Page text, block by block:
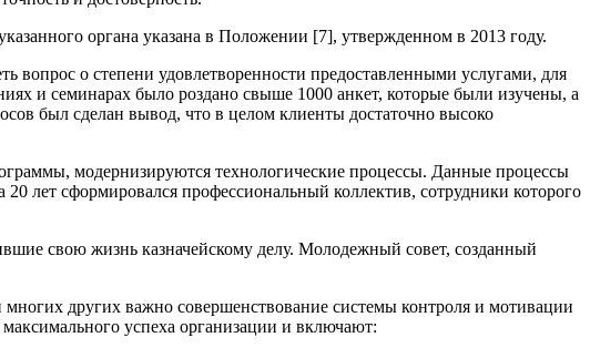
органа указана в Положении [7], утвержденном в 2013 году.
вопрос о степени удовлетворенности предоставленными услугами, для
и семинарах было роздано свыше 1000 анкет, которые были изучены, а
был сделан вывод, что в целом клиенты достаточно высоко
модернизируются технологические процессы. Данные процессы
лет сформировался профессиональный коллектив, сотрудники которого
свою жизнь казначейскому делу. Молодежный совет, созданный
многих других важно совершенствование системы контроля и мотивации
успеха организации и включают: